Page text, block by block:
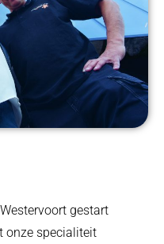
gestart
onze specialiteit